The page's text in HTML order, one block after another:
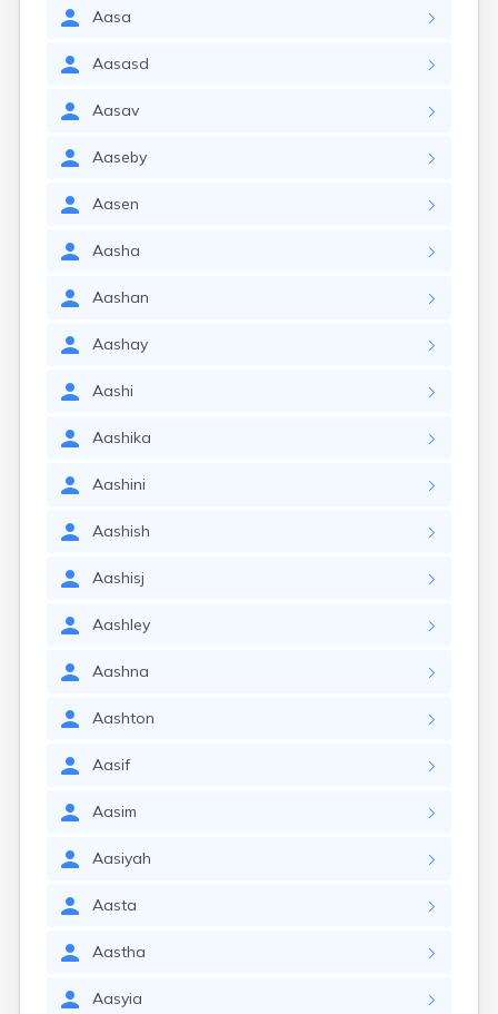
Aasa
Aasasd
Aasav
Aaseby
Aasen
Aasha
Aashan
Aashay
Aashi
Aashika
Aashini
Aashish
Aashisj
Aashley
Aashna
Aashton
Aasif
Aasim
Aasiyah
Aasta
Aastha
Aasyia